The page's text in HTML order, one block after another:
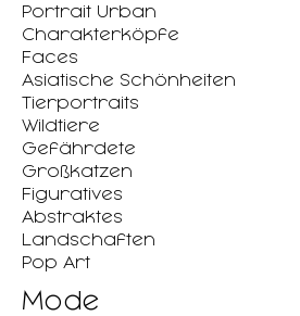
Portrait Urban
Charakterköpfe
Faces
Asiatische Schönheiten
Tierportraits
Wildtiere
Gefährdete
Großkatzen
Figuratives
Abstraktes
Landschaften
Pop Art
Mode